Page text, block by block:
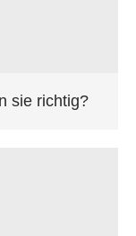
sie richtig?